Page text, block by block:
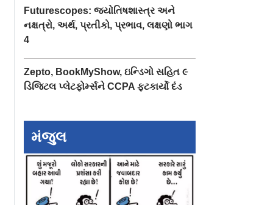
Futurescopes: જ્યોતિષશાસ્ત્ર અને
નક્ષત્રો, અર્થ, પ્રતીકો, પ્રભાવ, લક્ષણો ભાગ
4
Zepto, BookMyShow, ઇન્ડિગો સહિત ૯
ડિજિટલ પ્લેટફોર્મ્સને CCPA ફટકાર્યો દંડ
મંજુલ